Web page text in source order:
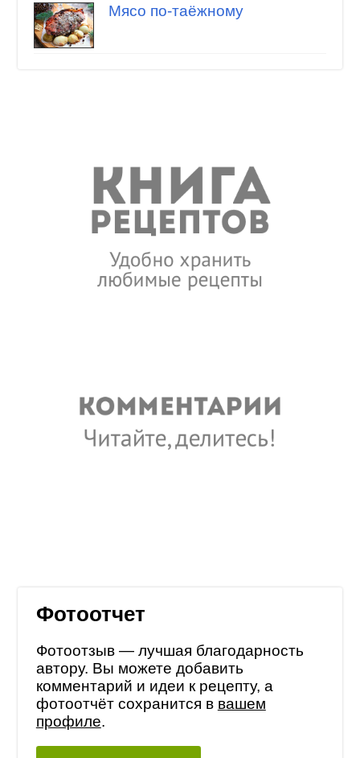
Мясо по-таёжному
Фотоотчет
Фотоотзыв — лучшая благодарность
автору. Вы можете добавить
комментарий и идеи к рецепту, а
фотоотчёт сохранится в вашем
профиле.